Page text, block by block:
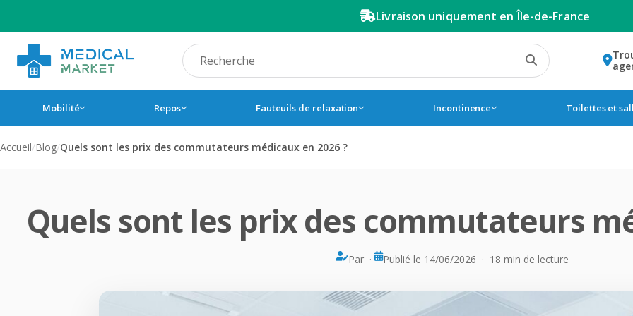
Livraison uniquement en Île-de-France
Recherche produit
Mobilité Repos Fauteuils de relaxation Incontinence Toilettes et
Accueil/Blog/Quels sont les prix des commutateurs médicaux en 2026 ?
Quels sont les prix des commutateurs
Par · Publié le 14/06/2026 · 18 min de lecture